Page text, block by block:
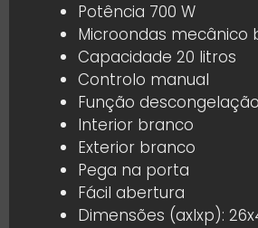
Potência 700 W
Microondas mecânico
Capacidade 20 litros
Controlo manual
Função descongelação
Interior branco
Exterior branco
Pega na porta
Fácil abertura
Dimensões (axlxp):